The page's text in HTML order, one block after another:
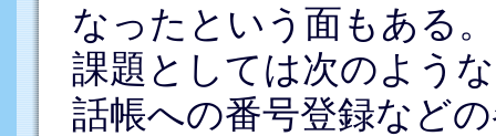
なったという面もある。
課題としては次のよう
話帳への番号登録など